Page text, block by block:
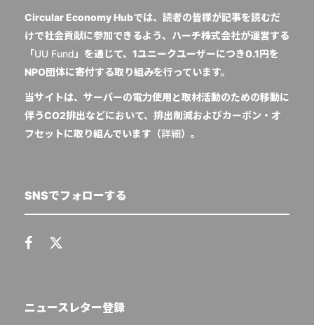
Circular Economy Hubでは、読者の皆様が記事を読むだ
けで社会貢献に参加できるよう、ハーチ株式会社が運営する
「UU Fund 」を通じて、1ユニークユーザーにつき0.1円を
NPO団体に寄付する取り組みを行っています。
当サイトは、サーバーの電力使用と取材活動のための移動に
伴うCO2排出などにおいて、排出削減およびカーボン・オ
フセットに取り組んでいます（詳細）。
SNSでフォローする
ニュースレター登録